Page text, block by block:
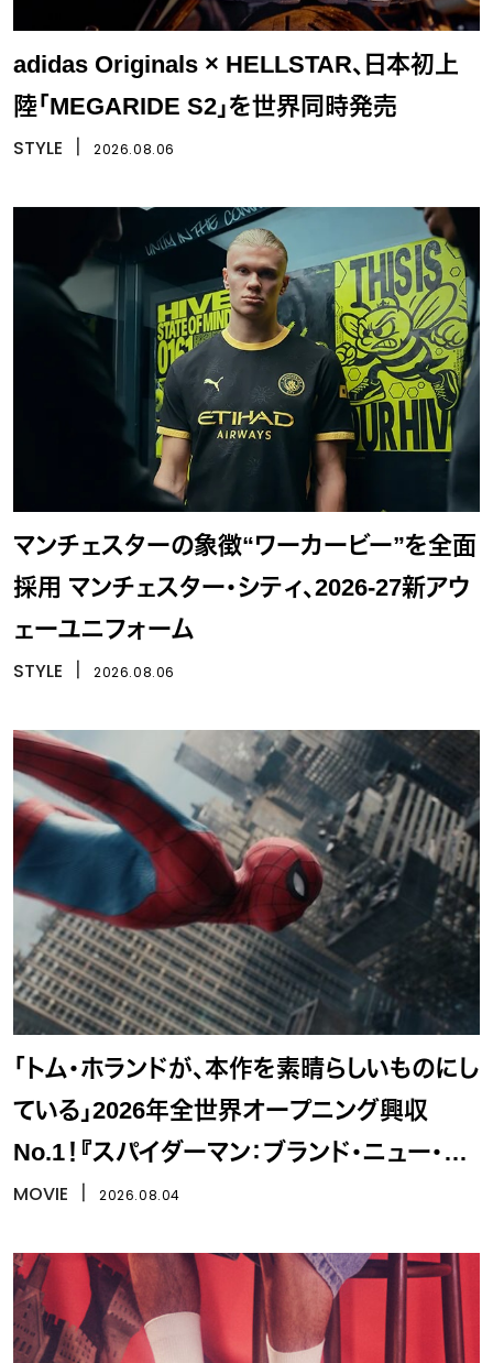
adidas Originals × HELLSTAR、日本初上
陸「MEGARIDE S2」を世界同時発売
STYLE 2026.08.06
マンチェスターの象徴“ワーカービー”を全面
採用 マンチェスター・シティ、2026-27新アウ
ェーユニフォーム
STYLE 2026.08.06
「トム・ホランドが、本作を素晴らしいものにし
ている」2026年全世界オープニング興収
No.1！『スパイダーマン：ブランド・ニュー・デ
イ』
MOVIE 2026.08.04